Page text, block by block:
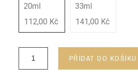
20ml
112,00 Kč
33ml
141,00 Kč
PŘIDAT DO KOŠÍKU